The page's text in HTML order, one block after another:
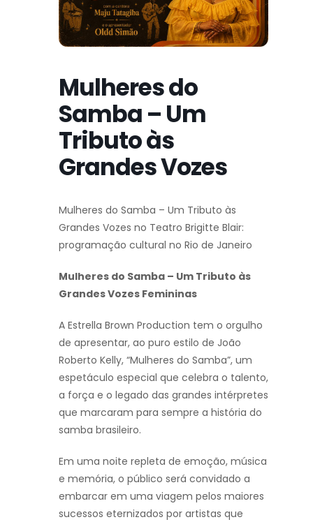
Mulheres do
Samba – Um
Tributo às
Grandes Vozes
Mulheres do Samba – Um Tributo às
Grandes Vozes no Teatro Brigitte Blair:
programação cultural no Rio de Janeiro
Mulheres do Samba – Um Tributo às
Grandes Vozes Femininas
A Estrella Brown Production tem o orgulho
de apresentar, ao puro estilo de João
Roberto Kelly, “Mulheres do Samba”, um
espetáculo especial que celebra o talento,
a força e o legado das grandes intérpretes
que marcaram para sempre a história do
samba brasileiro.
Em uma noite repleta de emoção, música
e memória, o público será convidado a
embarcar em uma viagem pelos maiores
sucessos eternizados por artistas que